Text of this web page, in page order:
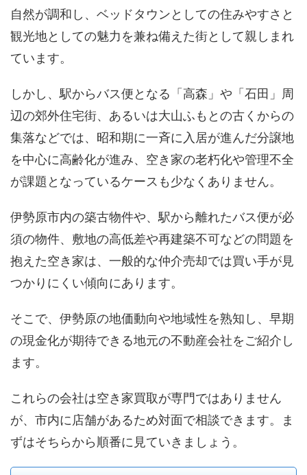
自然が調和し、ベッドタウンとしての住みやすさと
観光地としての魅力を兼ね備えた街として親しまれ
ています。
しかし、駅からバス便となる「高森」や「石田」周
辺の郊外住宅街、あるいは大山ふもとの古くからの
集落などでは、昭和期に一斉に入居が進んだ分譲地
を中心に高齢化が進み、空き家の老朽化や管理不全
が課題となっているケースも少なくありません。
伊勢原市内の築古物件や、駅から離れたバス便が必
須の物件、敷地の高低差や再建築不可などの問題を
抱えた空き家は、一般的な仲介売却では買い手が見
つかりにくい傾向にあります。
そこで、伊勢原の地価動向や地域性を熟知し、早期
の現金化が期待できる地元の不動産会社をご紹介し
ます。
これらの会社は空き家買取が専門ではありません
が、市内に店舗があるため対面で相談できます。ま
ずはそちらから順番に見ていきましょう。